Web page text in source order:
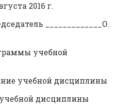
2016 г.
_____________О.
учебной
учебной дисциплины
дисциплины